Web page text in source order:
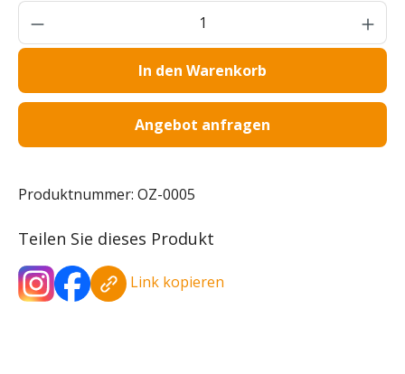
Produkt Anzahl: Gib den gewünschten
In den Warenkorb
Angebot anfragen
Produktnummer: OZ-0005
Teilen Sie dieses Produkt
Link kopieren